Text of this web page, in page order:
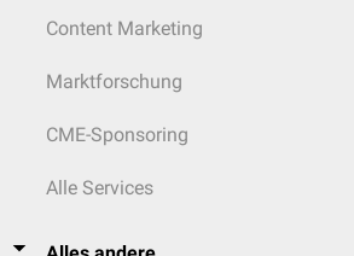
Content Marketing
Marktforschung
CME-Sponsoring
Alle Services